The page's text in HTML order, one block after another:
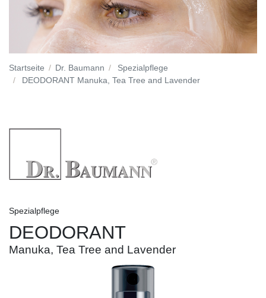
Startseite Dr. Baumann
Spezialpflege
DEODORANT Manuka, Tea Tree and Lavender
Spezialpflege
DEODORANT
Manuka, Tea Tree and Lavender